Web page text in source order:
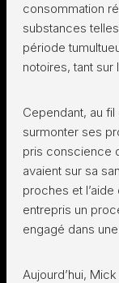
consommation
substances
période
notoires, tant
Cependant, au
surmonter ses
pris conscience
avaient sur sa
proches et
entrepris un
engagé dans
Aujourd’hui,